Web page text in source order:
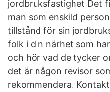
jordbruksfastighet Det
man som enskild
tillstånd för sin
folk i din närhet som
och hör vad de tycker
det är någon revisor
rekommendera.